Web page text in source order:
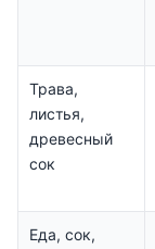
Трава,
листья,
древесный
сок
Еда, сок,